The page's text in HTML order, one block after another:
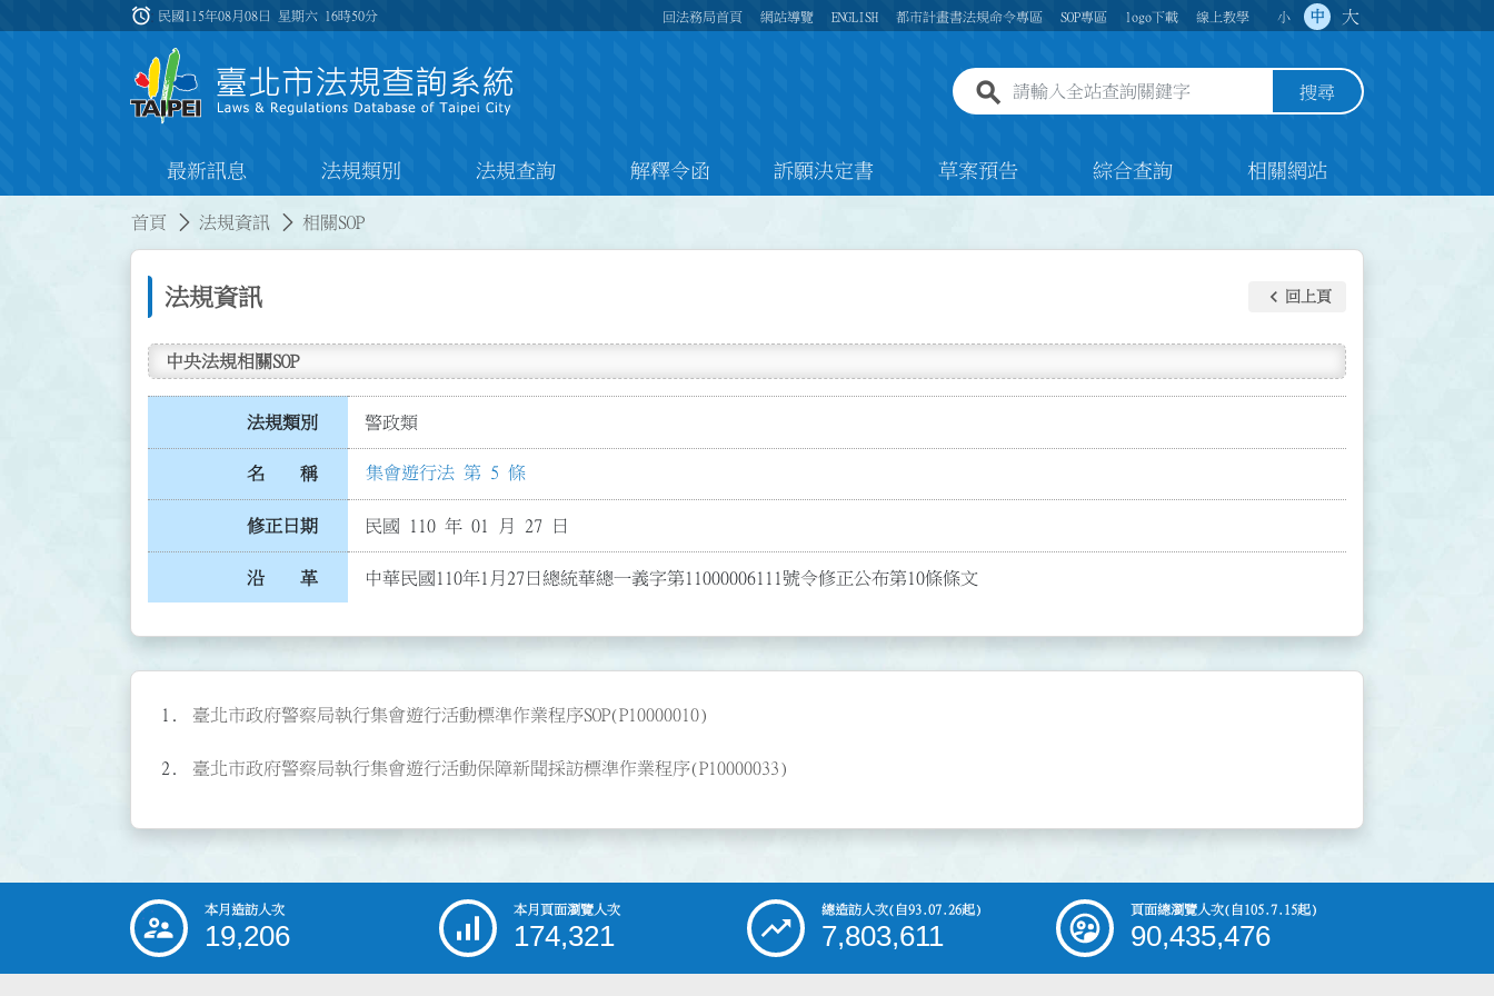
:::
alarm 民國115年08月08日 星期六 16時50分 回法務局首頁 網站導覽 ENGLISH 都市計畫書法規命令專區 SOP專區 logo下載 線上教學 小 中 大
全站查詢關鍵字欄位 搜尋
最新訊息 法規類別 法規查詢 解釋令函 訴願決定書 草案預告 綜合查詢 相關網站
首頁 法規資訊 相關SOP
法規資訊 keyboard_arrow_left 回上頁
中央法規相關SOP
法規類別 警政類
名 稱 集會遊行法 第 5 條
修正日期 民國 110 年 01 月 27 日
沿 革 中華民國110年1月27日總統華總一義字第11000006111號令修正公布第10條條文
臺北市政府警察局執行集會遊行活動標準作業程序SOP(P10000010)
臺北市政府警察局執行集會遊行活動保障新聞採訪標準作業程序(P10000033)
::: 本月造訪人次
19,206
本月頁面瀏覽人次
174,321
總造訪人次(自93.07.26起)
7,803,611
頁面總瀏覽人次(自105.7.15起)
90,435,476